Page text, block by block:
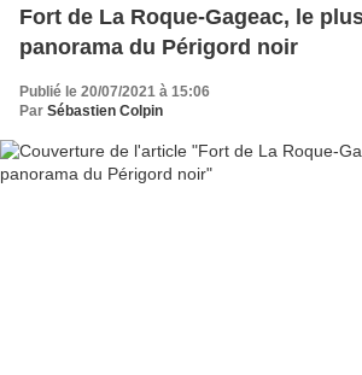
Fort de La Roque-Gageac, le
panorama du Périgord noir
Publié le 20/07/2021 à 15:06
Par Sébastien Colpin